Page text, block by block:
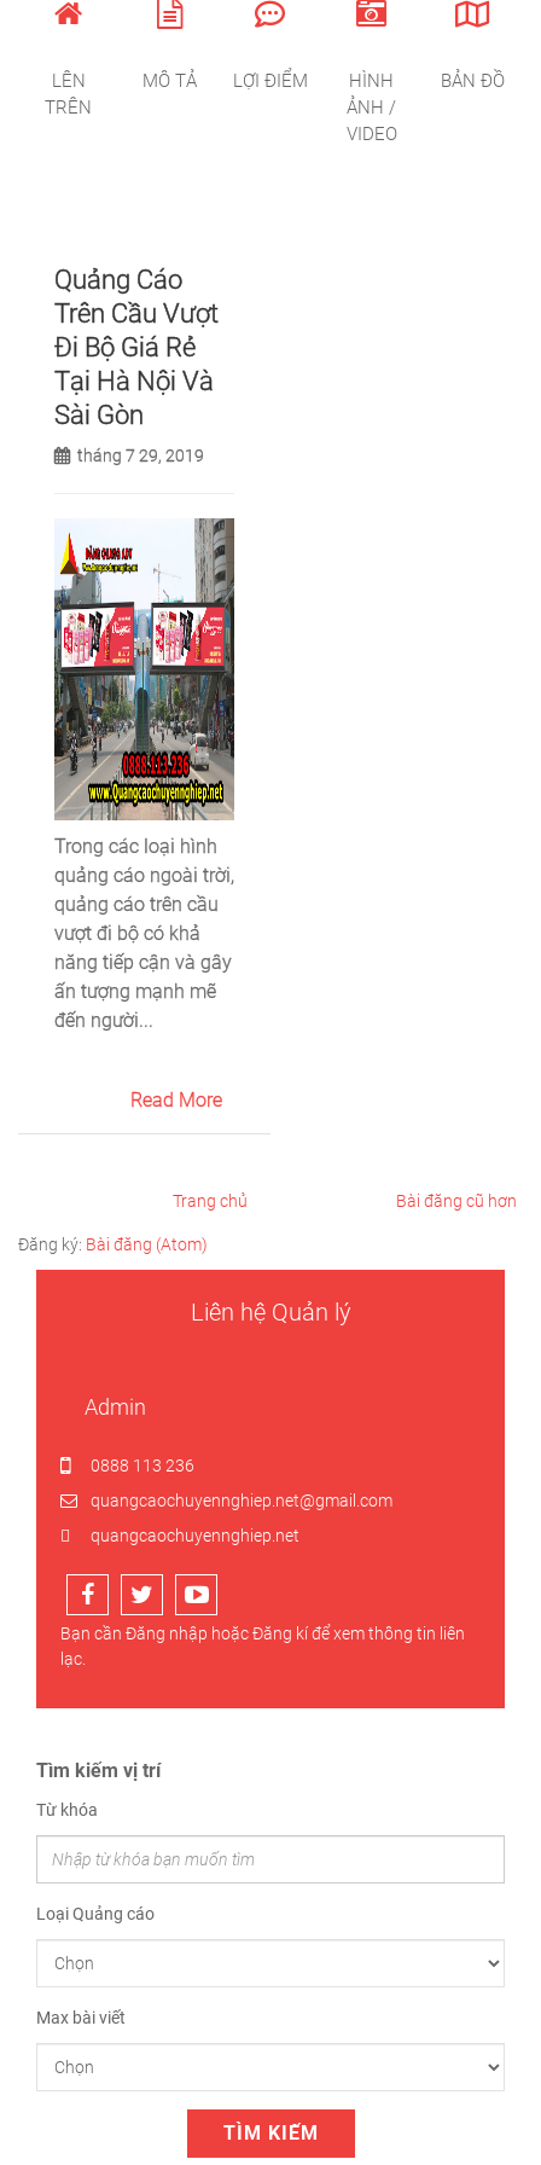
LÊN
TRÊN
MÔ TẢ LỢI ĐIỂM
HÌNH
ẢNH /
VIDEO
BẢN ĐỒ
Quảng Cáo
Trên Cầu Vượt
Đi Bộ Giá Rẻ
Tại Hà Nội Và
Sài Gòn
tháng 7 29, 2019
Trong các loại hình
quảng cáo ngoài trời,
quảng cáo trên cầu
vượt đi bộ có khả
năng tiếp cận và gây
ấn tượng mạnh mẽ
đến người...
Read More
Bài đăng cũ hơn
Trang chủ
Đăng ký: Bài đăng (Atom)
Liên hệ Quản lý
Admin
0888 113 236
quangcaochuyennghiep.net@gmail.com
quangcaochuyennghiep.net
Bạn cần Đăng nhập hoặcĐăng kíđể xem thông tin liên
lạc.
Tìm kiếm vị trí
Từ khóa
Loại Quảng cáo
Max bài viết